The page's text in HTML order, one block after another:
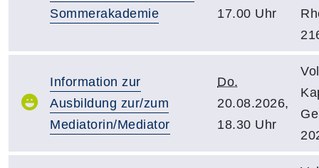
Sommerakademie
17.00 Uhr
Information zur
Ausbildung zur/zum
Mediatorin/Mediator
Do.
20.08.2026,
18.30 Uhr